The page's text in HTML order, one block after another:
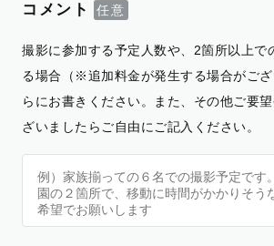
コメント
撮影に参加する予定人数や、2箇所以上で
る場合（※追加料金が発生する場合がご
らにお書きください。また、その他ご要
ざいましたらご自由にご記入ください。